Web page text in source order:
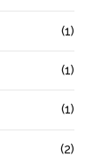
(1)
(1)
(1)
(2)